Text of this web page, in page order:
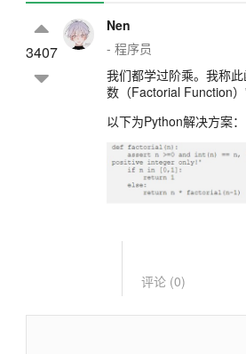
3407
Nen
- 程序员
我们都学过阶乘。我称
数（Factorial Function）”
以下为Python解决方案：
评论 (0)